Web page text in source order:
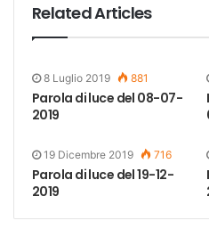
Related Articles
8 Luglio 2019 881
Parola di luce del 08-07-
2019
19 Dicembre 2019 716
Parola di luce del 19-12-
2019